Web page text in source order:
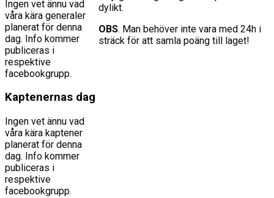
Ingen vet ännu vad
våra kära generaler
planerat för denna
dag. Info kommer
publiceras i
respektive
facebookgrupp.
Kaptenernas dag
Ingen vet ännu vad
våra kära kaptener
planerat för denna
dag. Info kommer
publiceras i
respektive
facebookgrupp.
dylikt.
OBS. Man behöver inte vara med 24h i
sträck för att samla poäng till laget!